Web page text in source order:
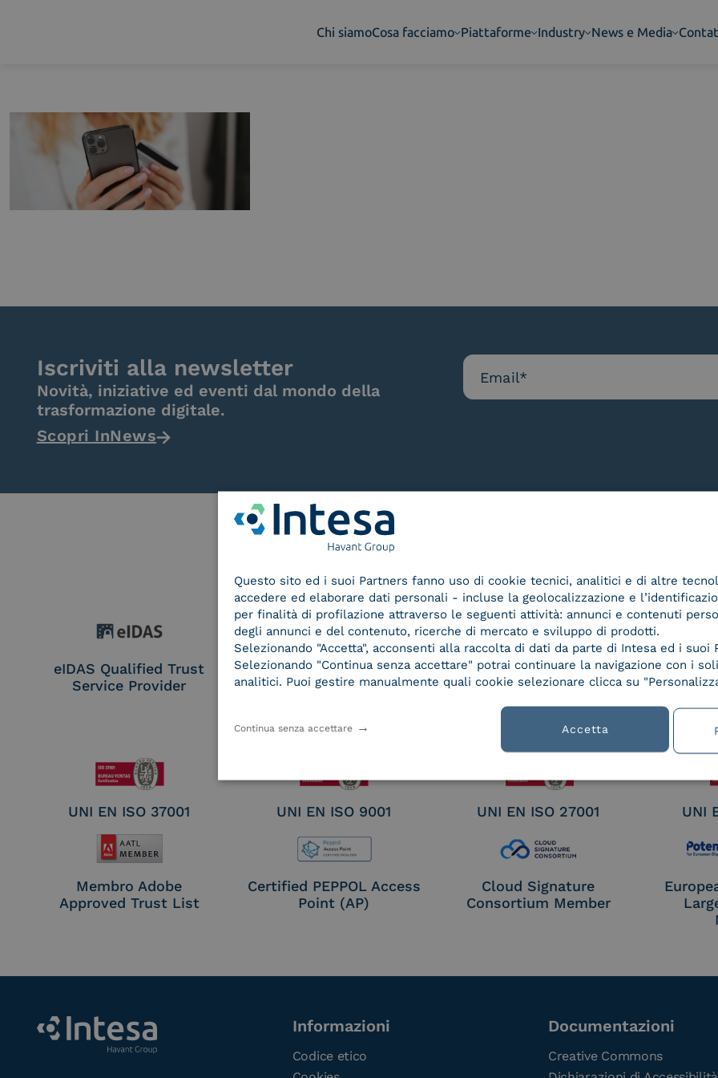
Chi siamoCosa facciamo Piattaforme Industry News e Media
Cosa facciamo
Piattaforme
Industry
News e Media
Contattaci
Iscriviti alla newsletter
Novità, iniziative ed eventi dal mondo della
trasformazione digitale.
Scopri InNews
eIDAS Qualified Trust
Service Provider
eIDAS Qualified Trust
Service Provider for
Seal Creation
Service Provider e
Aggregatore SPID
UNI EN ISO 37001 UNI EN ISO 9001 UNI EN ISO 27001 UNI
Membro Adobe
Approved Trust List
Certified PEPPOL Access
Point (AP)
Cloud Signature
Consortium Member
Informazioni
Codice etico
Documentazioni
Creative Commons
Questo sito ed i suoi Partners fanno uso di cookie tecnici, analitici e di altre
accedere ed elaborare dati personali - incluse la geolocalizzazione e
per finalità di profilazione attraverso le seguenti attività: annunci e contenuti
degli annunci e del contenuto, ricerche di mercato e sviluppo di prodotti.
Selezionando "Accetta", acconsenti alla raccolta di dati da parte di Intesa ed i suoi
Selezionando "Continua senza accettare" potrai continuare la navigazione con i
analitici. Puoi gestire manualmente quali cookie selezionare clicca su
Accetta
Continua senza accettare